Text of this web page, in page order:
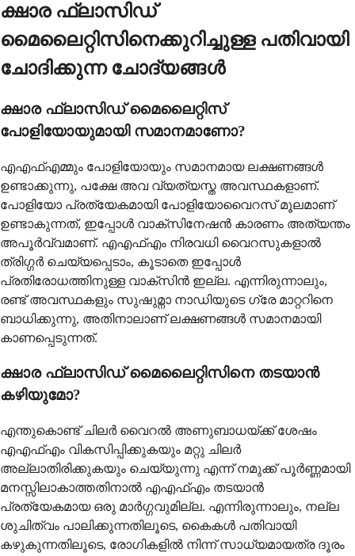
ക്ഷാര ഫ്ലാസിഡ്
മൈലൈറ്റിസിനെക്കുറിച്ചുള്ള പതിവായി
ചോദിക്കുന്ന ചോദ്യങ്ങൾ
ക്ഷാര ഫ്ലാസിഡ് മൈലൈറ്റിസ്
പോളിയോയുമായി സമാനമാണോ?
എഎഫ്എമ്മും പോളിയോയും സമാനമായ ലക്ഷണങ്ങൾ
ഉണ്ടാക്കുന്നു, പക്ഷേ അവ വ്യത്യസ്ത അവസ്ഥകളാണ്.
പോളിയോ പ്രത്യേകമായി പോളിയോവൈറസ് മൂലമാണ്
ഉണ്ടാകുന്നത്, ഇപ്പോൾ വാക്സിനേഷൻ കാരണം അത്യന്തം
അപൂർവ്വമാണ്. എഎഫ്എം നിരവധി വൈറസുകളാൽ
ത്രിഗ്ഗർ ചെയ്യപ്പെടാം, കൂടാതെ ഇപ്പോൾ
പ്രതിരോധത്തിനുള്ള വാക്സിൻ ഇല്ല. എന്നിരുന്നാലും,
രണ്ട് അവസ്ഥകളും സുഷുമ്നാ നാഡിയുടെ ഗ്രേ മാറ്ററിനെ
ബാധിക്കുന്നു, അതിനാലാണ് ലക്ഷണങ്ങൾ സമാനമായി
കാണപ്പെടുന്നത്.
ക്ഷാര ഫ്ലാസിഡ് മൈലൈറ്റിസിനെ തടയാൻ
കഴിയുമോ?
എന്തുകൊണ്ട് ചിലര്‍ വൈറല്‍ അണുബാധയ്ക്ക് ശേഷം
എഎഫ്എം വികസിപ്പിക്കുകയും മറ്റു ചിലര്‍
അല്ലാതിരിക്കുകയും ചെയ്യുന്നു എന്ന് നമുക്ക് പൂര്‍ണ്ണമായി
മനസ്സിലാകാത്തതിനാല്‍ എഎഫ്എം തടയാന്‍
പ്രത്യേകമായ ഒരു മാര്‍ഗ്ഗവുമില്ല. എന്നിരുന്നാലും, നല്ല
ശുചിത്വം പാലിക്കുന്നതിലൂടെ, കൈകള്‍ പതിവായി
കഴുകുന്നതിലൂടെ, രോഗികളില്‍ നിന്ന് സാധ്യമായത്ര ദൂരം